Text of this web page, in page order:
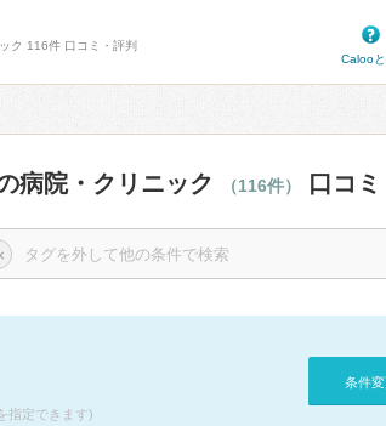
ク 116件 口コミ・評判
Caloo
病院・クリニック （116件） 口コ
指定できます)
条件